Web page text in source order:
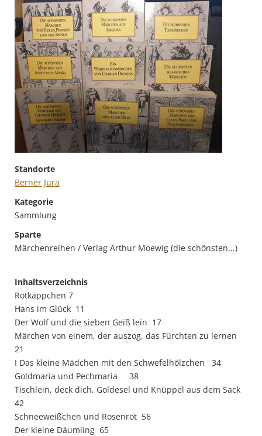
Standorte
Berner Jura
Kategorie
Sammlung
Sparte
Märchenreihen / Verlag Arthur Moewig (die schönsten...)
Inhaltsverzeichnis
Rotkäppchen 7
Hans im Glück 11
Der Wolf und die sieben Geiß lein 17
Märchen von einem, der auszog, das Fürchten zu lernen
21
I Das kleine Mädchen mit den Schwefelhölzchen 34
Goldmaria und Pechmaria 38
Tischlein, deck dich, Goldesel und Knüppel aus dem Sack
42
Schneeweißchen und Rosenrot 56
Der kleine Däumling 65